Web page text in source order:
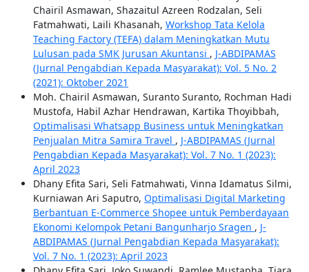
Chairil Asmawan, Shazaitul Azreen Rodzalan, Seli
Fatmahwati, Laili Khasanah, Workshop Tata Kelola
Teaching Factory (TEFA) dalam Meningkatkan Mutu
Lulusan pada SMK Jurusan Akuntansi , J-ABDIPAMAS
(Jurnal Pengabdian Kepada Masyarakat): Vol. 5 No. 2
(2021): Oktober 2021
Moh. Chairil Asmawan, Suranto Suranto, Rochman Hadi
Mustofa, Habil Azhar Hendrawan, Kartika Thoyibbah,
Optimalisasi Whatsapp Business untuk Meningkatkan
Penjualan Mitra Samira Travel , J-ABDIPAMAS (Jurnal
Pengabdian Kepada Masyarakat): Vol. 7 No. 1 (2023):
April 2023
Dhany Efita Sari, Seli Fatmahwati, Vinna Idamatus Silmi,
Kurniawan Ari Saputro, Optimalisasi Digital Marketing
Berbantuan E-Commerce Shopee untuk Pemberdayaan
Ekonomi Kelompok Petani Bangunharjo Sragen , J-
ABDIPAMAS (Jurnal Pengabdian Kepada Masyarakat):
Vol. 7 No. 1 (2023): April 2023